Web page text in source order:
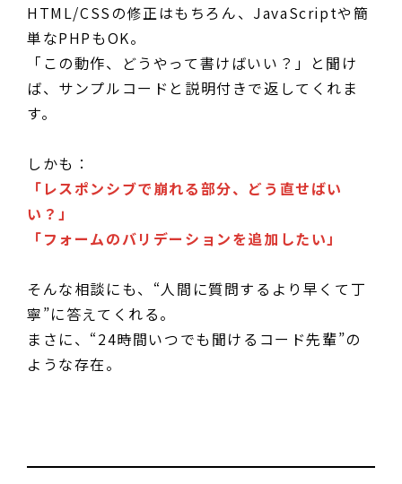
HTML/CSSの修正はもちろん、JavaScriptや簡
単なPHPもOK。
「この動作、どうやって書けばいい？」と聞け
ば、サンプルコードと説明付きで返してくれま
す。
しかも：
「レスポンシブで崩れる部分、どう直せばい
い？」
「フォームのバリデーションを追加したい」
そんな相談にも、“人間に質問するより早くて丁
寧”に答えてくれる。
まさに、“24時間いつでも聞けるコード先輩”の
ような存在。